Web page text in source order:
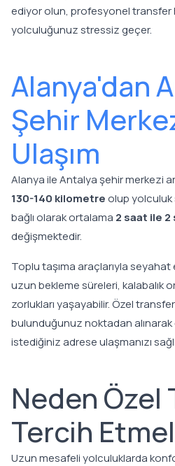
ediyor olun, profesyonel
yolculuğunuz stressiz geçer.
Alanya'dan
Şehir
Ulaşım
Alanya ile Antalya şehir merkezi
130-140 kilometreolup
bağlı olarak ortalama 2 saat ile 2
değişmektedir.
Toplu taşıma araçlarıyla
uzun bekleme süreleri, kalabalık
zorlukları yaşayabilir. Özel
bulunduğunuz noktadan
istediğiniz adrese ulaşmanızı
Neden Özel
Tercih
Uzun mesafeli yolculuklarda